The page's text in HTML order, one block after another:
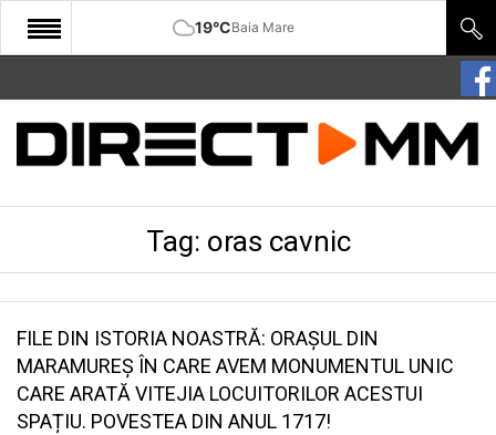
19°CBaia Mare
START
COMUNITATE
SANATATE
SPORT
SPECIAL
Tag: oras cavnic
FILE DIN ISTORIA NOASTRĂ: ORAȘUL DIN
MARAMUREȘ ÎN CARE AVEM MONUMENTUL UNIC
CARE ARATĂ VITEJIA LOCUITORILOR ACESTUI
SPAȚIU. POVESTEA DIN ANUL 1717!